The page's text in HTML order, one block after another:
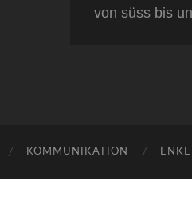
von süss bis
KOMMUNIKATION